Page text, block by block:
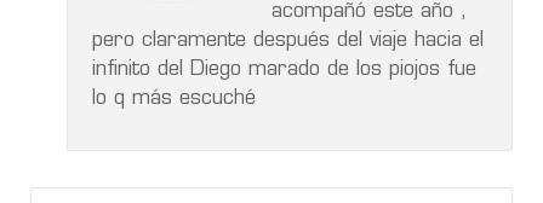
acompañó este año ,
pero claramente después del viaje hacia el
infinito del Diego marado de los piojos fue
lo q más escuché